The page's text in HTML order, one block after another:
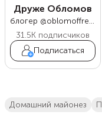
Друже Обломов
блогер @oblomoffrecipe
31.5K подписчиков
Подписаться
домашний майонез